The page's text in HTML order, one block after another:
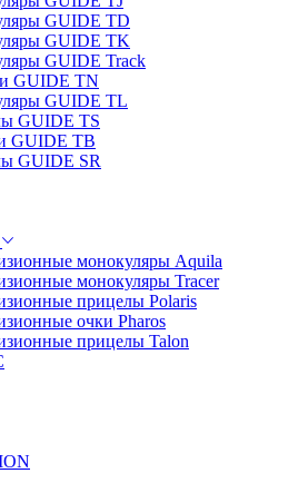
GUIDE TD
GUIDE TK
GUIDE Track
GUIDE TN
GUIDE TL
GUIDE TS
GUIDE TB
GUIDE SR
монокуляры Aquila
монокуляры Tracer
прицелы Polaris
очки Pharos
прицелы Talon